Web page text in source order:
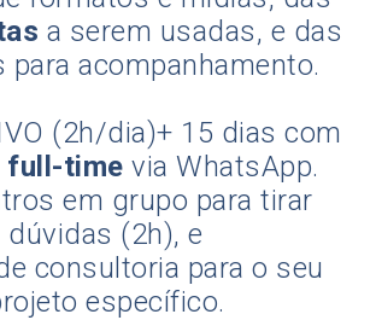
a serem usadas, e das
para acompanhamento.
(2h/dia)+ 15 dias com
full-timevia WhatsApp.
em grupo para tirar
dúvidas (2h), e
consultoria para o seu
específico.